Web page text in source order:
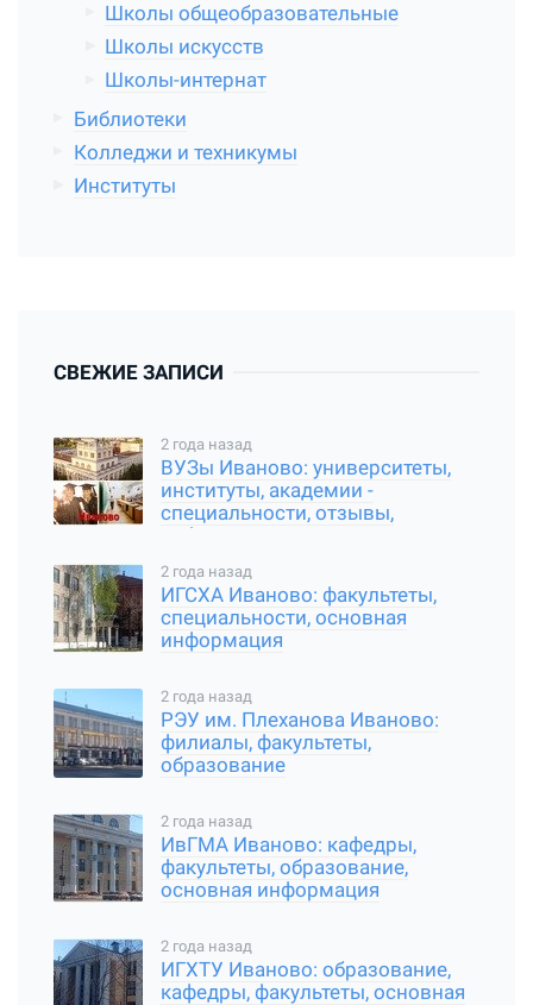
Школы общеобразовательные
Школы искусств
Школы-интернат
Библиотеки
Колледжи и техникумы
Институты
СВЕЖИЕ ЗАПИСИ
2 года назад
ВУЗы Иваново: университеты,
институты, академии -
специальности, отзывы,
информация
2 года назад
ИГСХА Иваново: факультеты,
специальности, основная
информация
2 года назад
РЭУ им. Плеханова Иваново:
филиалы, факультеты,
образование
2 года назад
ИвГМА Иваново: кафедры,
факультеты, образование,
основная информация
2 года назад
ИГХТУ Иваново: образование,
кафедры, факультеты, основная